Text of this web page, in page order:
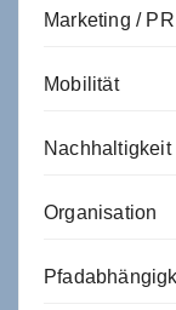
Marketing / PR
Mobilität
Nachhaltigkeit
Organisation